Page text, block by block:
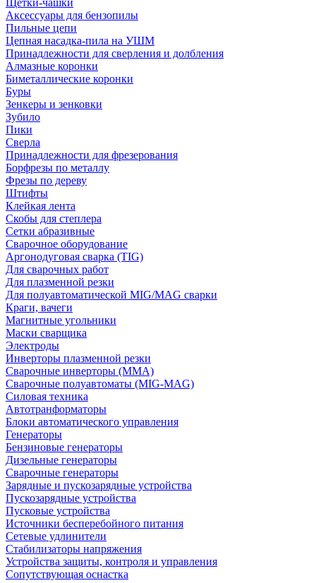
Щетки-чашки
Аксессуары для бензопилы
Пильные цепи
Цепная насадка-пила на УШМ
Принадлежности для сверления и долбления
Алмазные коронки
Биметаллические коронки
Буры
Зенкеры и зенковки
Зубило
Пики
Сверла
Принадлежности для фрезерования
Борфрезы по металлу
Фрезы по дереву
Штифты
Клейкая лента
Скобы для степлера
Сетки абразивные
Сварочное оборудование
Аргонодуговая сварка (TIG)
Для сварочных работ
Для плазменной резки
Для полуавтоматической MIG/MAG сварки
Краги, вачеги
Магнитные угольники
Маски сварщика
Электроды
Инверторы плазменной резки
Сварочные инверторы (MMA)
Сварочные полуавтоматы (MIG-MAG)
Силовая техника
Автотранформаторы
Блоки автоматического управления
Генераторы
Бензиновые генераторы
Дизельные генераторы
Сварочные генераторы
Зарядные и пускозарядные устройства
Пускозарядные устройства
Пусковые устройства
Источники бесперебойного питания
Сетевые удлинители
Стабилизаторы напряжения
Устройства защиты, контроля и управления
Сопутствующая оснастка